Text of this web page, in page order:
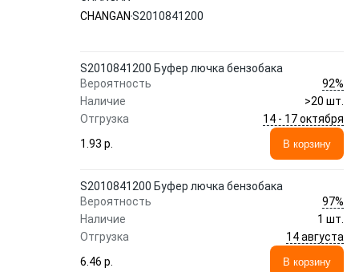
CHANGAN S2010841200
S2010841200 Буфер лючка бензобака
Вероятность
92%
Наличие
>20 шт.
Отгрузка
14 - 17 октября
1.93 p.
В корзину
S2010841200 Буфер лючка бензобака
Вероятность
97%
Наличие
1 шт.
Отгрузка
14 августа
6.46 p.
В корзину